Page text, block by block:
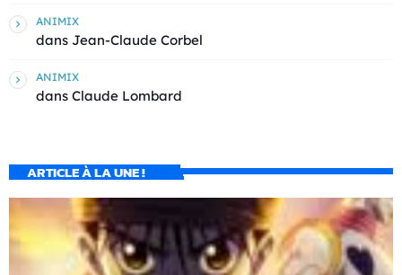
ANIMIX
dans Jean-Claude Corbel
ANIMIX
dans Claude Lombard
ARTICLE À LA UNE !